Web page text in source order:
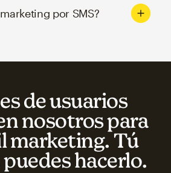
por SMS?
de usuarios
nosotros para
marketing. Tú
hacerlo.